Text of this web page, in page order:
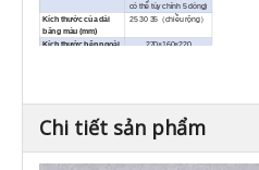
có thể tùy chỉnh 5 dòng)
Kích thước của dải
băng màu (mm)
25 30 35 （chiều rộng）
Kích thước bên ngoài
270×160×220
Chi tiết sản phẩm